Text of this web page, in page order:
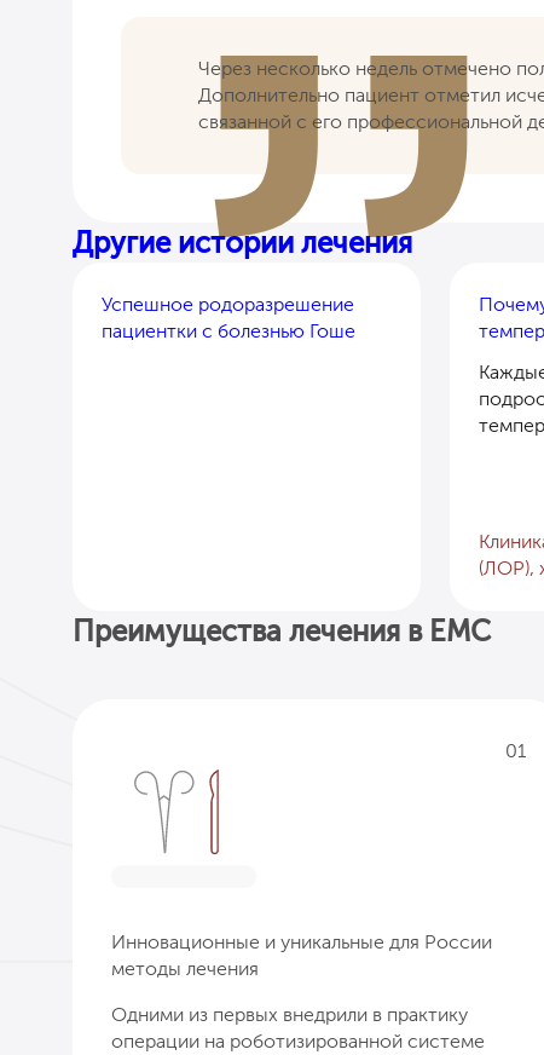
Через несколько недель отмечено
Дополнительно пациент отметил
связанной с его профессиональной
Другие истории лечения
Успешное родоразрешение
пациентки с болезнью Гоше
(ЛОР),
Преимущества лечения в EMC
01
Инновационные и уникальные для России
методы лечения
Одними из первых внедрили в практику
операции на роботизированной системе